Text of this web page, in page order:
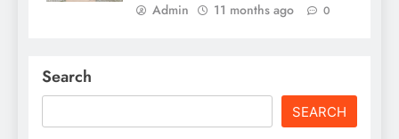
Admin 11 months ago 0
Search
SEARCH